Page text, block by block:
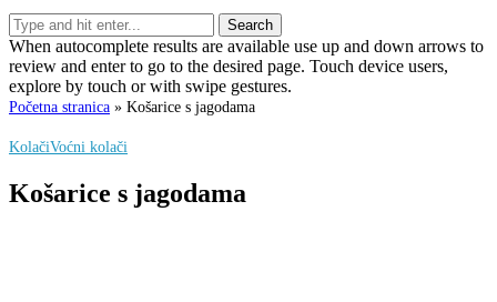
Search
When autocomplete results are available use up and down arrows to
review and enter to go to the desired page. Touch device users,
explore by touch or with swipe gestures.
Početna stranica » Košarice s jagodama
KolačiVoćni kolači
Košarice s jagodama